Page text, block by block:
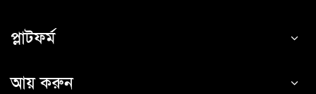
প্লাটফর্ম
আয় করুন